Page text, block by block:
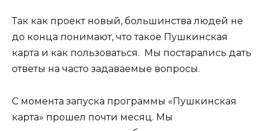
Так как проект новый, большинства людей не
до конца понимают, что такое Пушкинская
карта и как пользоваться. Мы постарались дать
ответы на часто задаваемые вопросы.
С момента запуска программы «Пушкинская
карта» прошел почти месяц. Мы